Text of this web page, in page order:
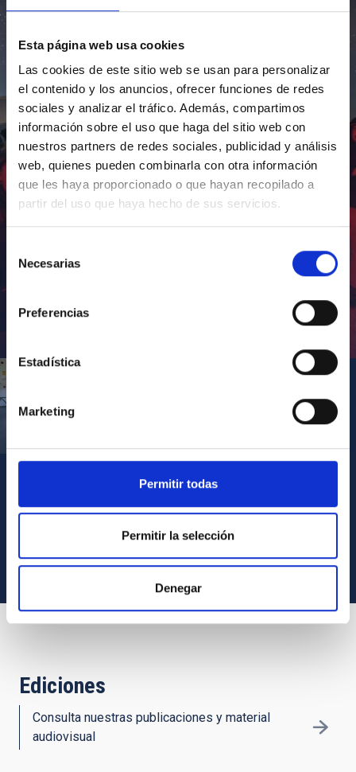
Esta página web usa cookies
Las cookies de este sitio web se usan para personalizar
el contenido y los anuncios, ofrecer funciones de redes
sociales y analizar el tráfico. Además, compartimos
información sobre el uso que haga del sitio web con
nuestros partners de redes sociales, publicidad y análisis
web, quienes pueden combinarla con otra información
que les haya proporcionado o que hayan recopilado a
partir del uso que haya hecho de sus servicios.
Necesarias
Preferencias
Estadística
Marketing
Permitir todas
Permitir la selección
Denegar
VER TODOS LOS ARCHIVOS MULTIMEDIA
Ediciones
Consulta nuestras publicaciones y material
audiovisual